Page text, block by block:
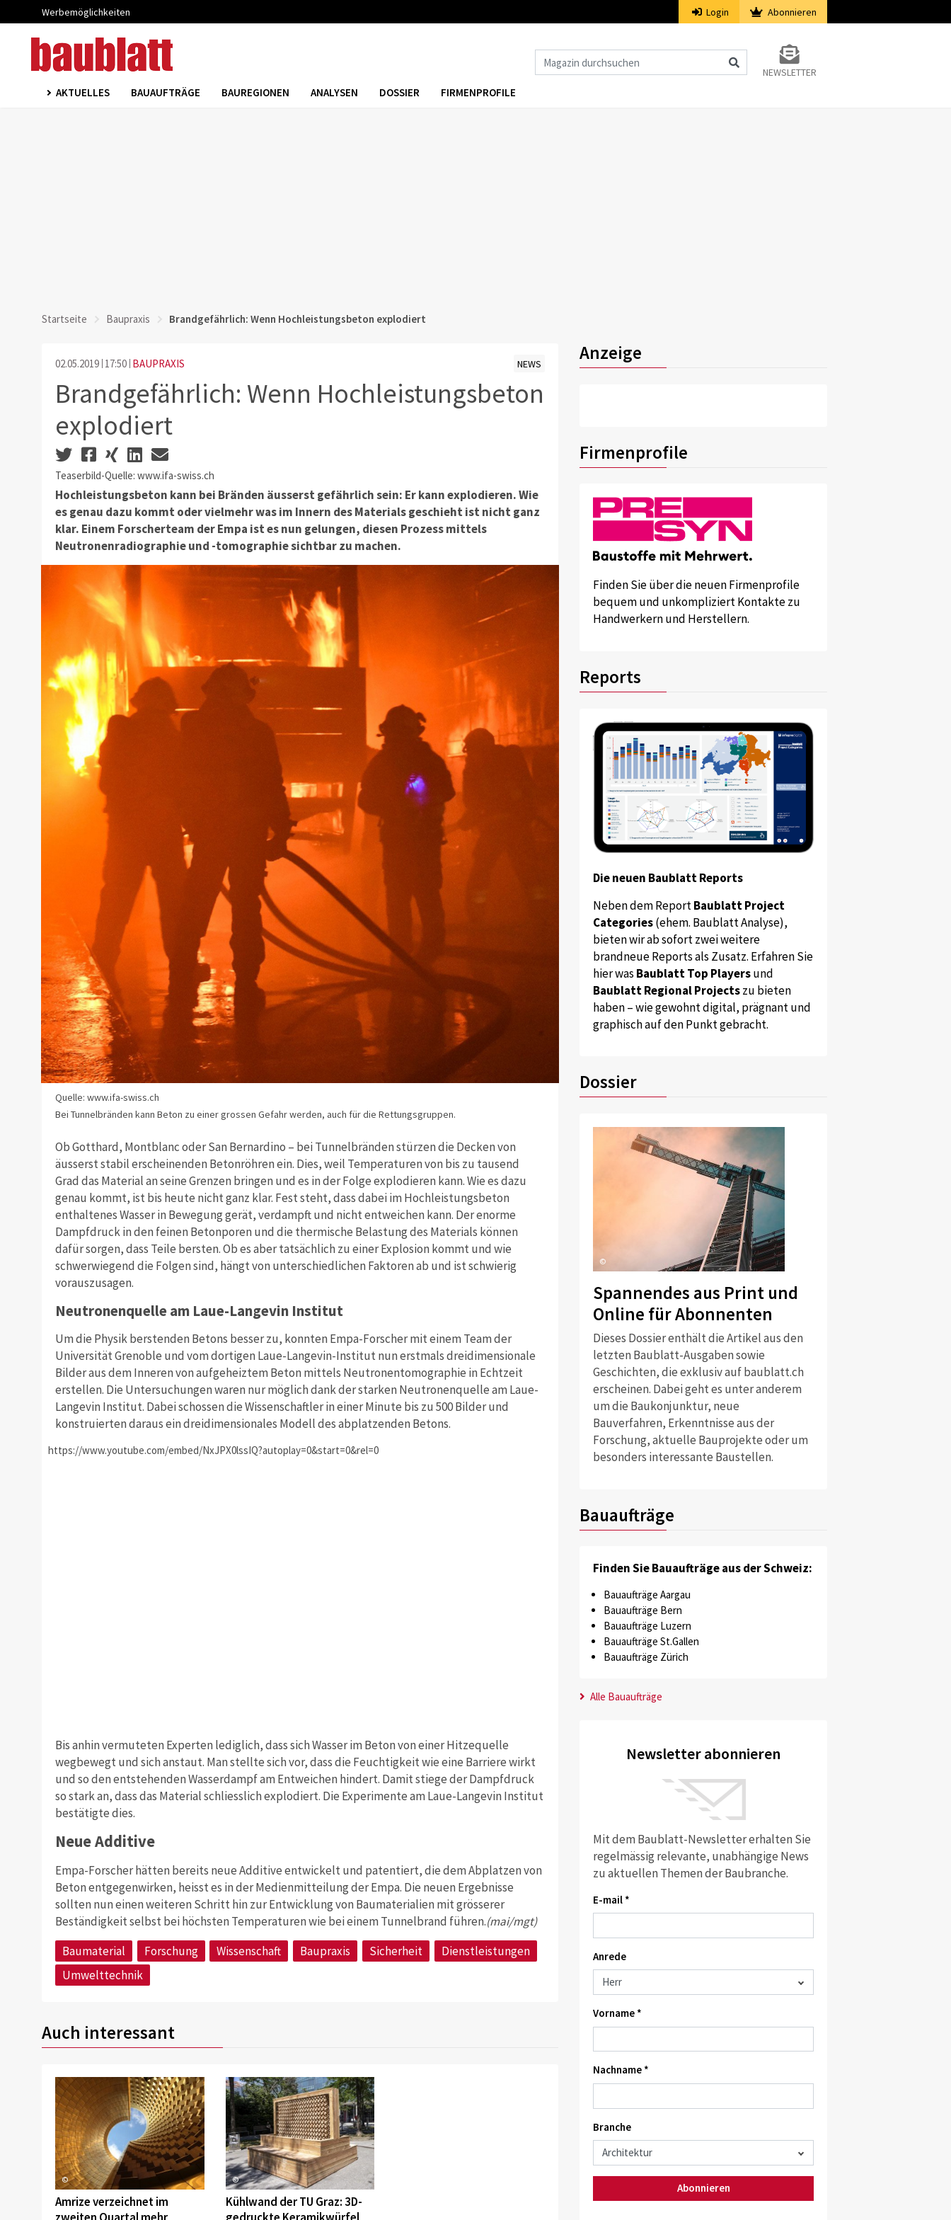
Werbemöglichkeiten Login Abonnieren
NEWSLETTER
AKTUELLES BAUAUFTRÄGE BAUREGIONEN ANALYSEN DOSSIER FIRMENPROFILE
Startseite Baupraxis Brandgefährlich: Wenn Hochleistungsbeton explodiert
02.05.2019 17:50 BAUPRAXIS NEWS
Brandgefährlich: Wenn Hochleistungsbeton
explodiert
Teaserbild-Quelle: www.ifa-swiss.ch
Hochleistungsbeton kann bei Bränden äusserst gefährlich sein: Er kann explodieren. Wie
es genau dazu kommt oder vielmehr was im Innern des Materials geschieht ist nicht ganz
klar. Einem Forscherteam der Empa ist es nun gelungen, diesen Prozess mittels
Neutronenradiographie und -tomographie sichtbar zu machen.
Quelle: www.ifa-swiss.ch
Bei Tunnelbränden kann Beton zu einer grossen Gefahr werden, auch für die Rettungsgruppen.
Ob Gotthard, Montblanc oder San Bernardino – bei Tunnelbränden stürzen die Decken von
äusserst stabil erscheinenden Betonröhren ein. Dies, weil Temperaturen von bis zu tausend
Grad das Material an seine Grenzen bringen und es in der Folge explodieren kann. Wie es dazu
genau kommt, ist bis heute nicht ganz klar. Fest steht, dass dabei im Hochleistungsbeton
enthaltenes Wasser in Bewegung gerät, verdampft und nicht entweichen kann. Der enorme
Dampfdruck in den feinen Betonporen und die thermische Belastung des Materials können
dafür sorgen, dass Teile bersten. Ob es aber tatsächlich zu einer Explosion kommt und wie
schwerwiegend die Folgen sind, hängt von unterschiedlichen Faktoren ab und ist schwierig
vorauszusagen.
Neutronenquelle am Laue-Langevin Institut
Um die Physik berstenden Betons besser zu, konnten Empa-Forscher mit einem Team der
Universität Grenoble und vom dortigen Laue-Langevin-Institut nun erstmals dreidimensionale
Bilder aus dem Inneren von aufgeheiztem Beton mittels Neutronentomographie in Echtzeit
erstellen. Die Untersuchungen waren nur möglich dank der starken Neutronenquelle am Laue-
Langevin Institut. Dabei schossen die Wissenschaftler in einer Minute bis zu 500 Bilder und
konstruierten daraus ein dreidimensionales Modell des abplatzenden Betons.
https://www.youtube.com/embed/NxJPX0lssIQ?autoplay=0&start=0&rel=0
Bis anhin vermuteten Experten lediglich, dass sich Wasser im Beton von einer Hitzequelle
wegbewegt und sich anstaut. Man stellte sich vor, dass die Feuchtigkeit wie eine Barriere wirkt
und so den entstehenden Wasserdampf am Entweichen hindert. Damit stiege der Dampfdruck
so stark an, dass das Material schliesslich explodiert. Die Experimente am Laue-Langevin Institut
bestätigte dies.
Neue Additive
Empa-Forscher hätten bereits neue Additive entwickelt und patentiert, die dem Abplatzen von
Beton entgegenwirken, heisst es in der Medienmitteilung der Empa. Die neuen Ergebnisse
sollten nun einen weiteren Schritt hin zur Entwicklung von Baumaterialien mit grösserer
Beständigkeit selbst bei höchsten Temperaturen wie bei einem Tunnelbrand führen.(mai/mgt)
Baumaterial
Forschung Wissenschaft Baupraxis Sicherheit
Dienstleistungen
Umwelttechnik
Auch interessant
©
Amrize verzeichnet im
©
Kühlwand der TU Graz: 3D-
Anzeige
Firmenprofile
Finden Sie über die neuen Firmenprofile
bequem und unkompliziert Kontakte zu
Handwerkern und Herstellern.
Reports
Die neuen Baublatt Reports
Neben dem ReportBaublatt Project
Categories(ehem. Baublatt Analyse),
bieten wir ab sofort zwei weitere
brandneue Reports als Zusatz. Erfahren Sie
hier was Baublatt Top Playersund
Baublatt Regional Projectszu bieten
haben – wie gewohnt digital, prägnant und
graphisch auf den Punkt gebracht.
Dossier
©
Spannendes aus Print und
Online für Abonnenten
Dieses Dossier enthält die Artikel aus den
letzten Baublatt-Ausgaben sowie
Geschichten, die exklusiv auf baublatt.ch
erscheinen. Dabei geht es unter anderem
um die Baukonjunktur, neue
Bauverfahren, Erkenntnisse aus der
Forschung, aktuelle Bauprojekte oder um
besonders interessante Baustellen.
Bauaufträge
Finden Sie Bauaufträge aus der Schweiz:
Bauaufträge Aargau
Bauaufträge Bern
Bauaufträge Luzern
Bauaufträge St.Gallen
Bauaufträge Zürich
Alle Bauaufträge
Newsletter abonnieren
Mit dem Baublatt-Newsletter erhalten Sie
regelmässig relevante, unabhängige News
zu aktuellen Themen der Baubranche.
E-mail *
Anrede
Vorname *
Nachname *
Branche
Abonnieren